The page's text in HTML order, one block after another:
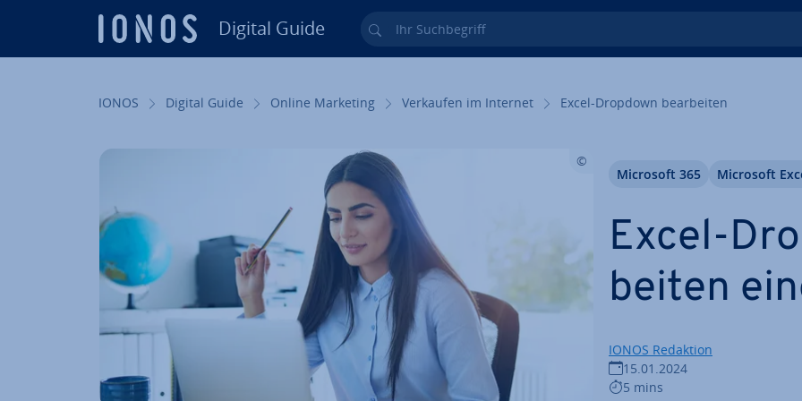
Digital Guide Ihr Such­be­griff
IONOS Digital Guide Online Marketing Verkaufen im Internet Excel-Dropdown be­ar­bei­ten
Excel-
bei­ten
IONOS Redaktion
15.01.2024
5 mins
Microsoft 365 Microsoft